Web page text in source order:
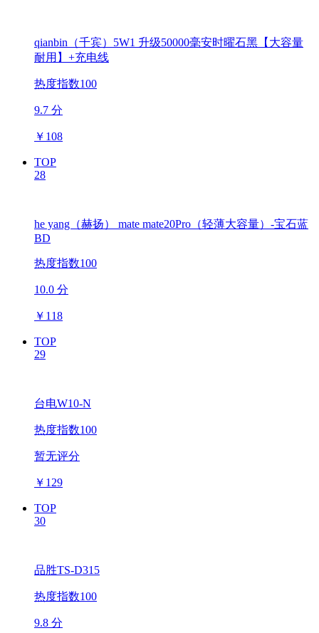
qianbin（千宾）5W1 升级50000毫安时曜石黑【大容量
耐用】+充电线
热度指数100
9.7 分
￥ 108
TOP
28
he yang（赫扬） mate mate20Pro（轻薄大容量）-宝石蓝
BD
热度指数100
10.0 分
￥ 118
TOP
29
台电W10-N
热度指数100
暂无评分
￥ 129
TOP
30
品胜TS-D315
热度指数100
9.8 分